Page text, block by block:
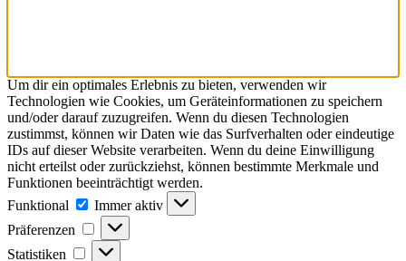
Um dir ein optimales Erlebnis zu bieten, verwenden wir
Technologien wie Cookies, um Geräteinformationen zu speichern
und/oder darauf zuzugreifen. Wenn du diesen Technologien
zustimmst, können wir Daten wie das Surfverhalten oder eindeutige
IDs auf dieser Website verarbeiten. Wenn du deine Einwilligung
nicht erteilst oder zurückziehst, können bestimmte Merkmale und
Funktionen beeinträchtigt werden.
Funktional
Funktional
Immer aktiv
Präferenzen
Präferenzen
Statistiken Statistiken